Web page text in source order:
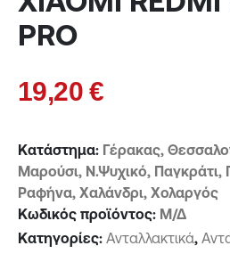
PRO
19,20€
Κατάστημα: Γέρακας,
Μαρούσι, Ν.Ψυχικό, Παγκράτι,
Ραφήνα, Χαλάνδρι, Χολαργός
Κωδικός προϊόντος: Μ/Δ
Κατηγορίες: Ανταλλακτικά,